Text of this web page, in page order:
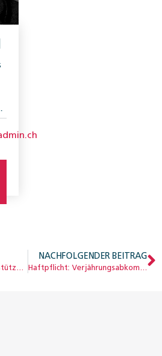
NACHFOLGENDER BEITRAG